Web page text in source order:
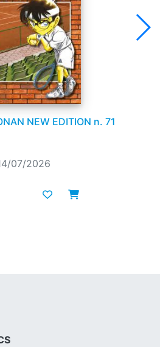
NEW EDITION n. 71
07/2026